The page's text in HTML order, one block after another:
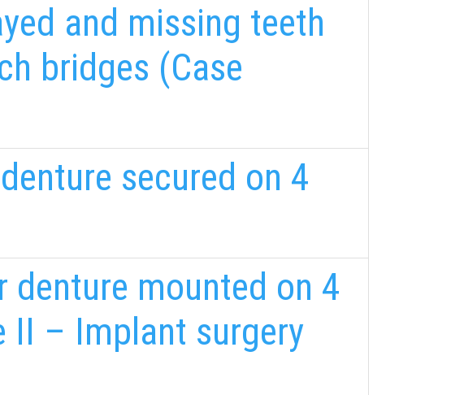
and missing teeth
bridges (Case
secured on 4
mounted on 4
II – Implant surgery